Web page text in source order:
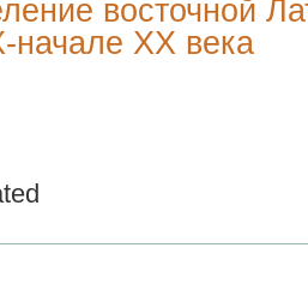
восточной
начале XX века